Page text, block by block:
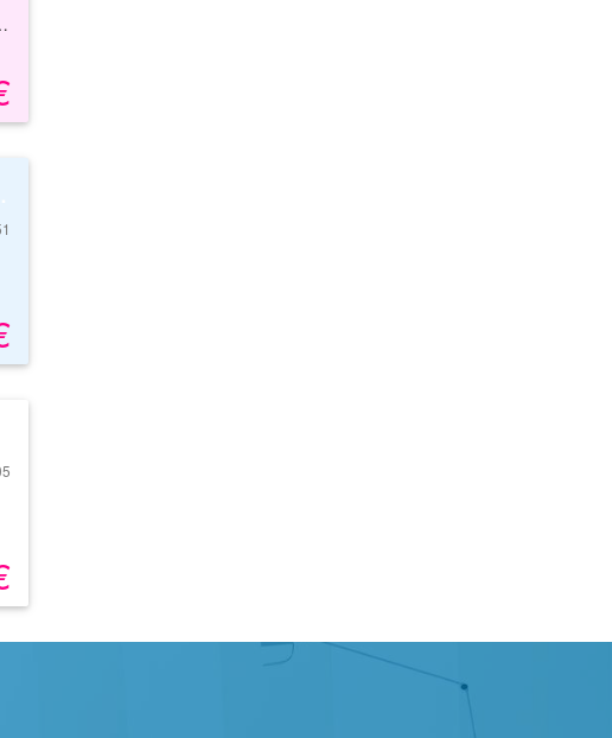
con oferta comercial en sus proximidades. Bien comunicado con la carretera C-55.